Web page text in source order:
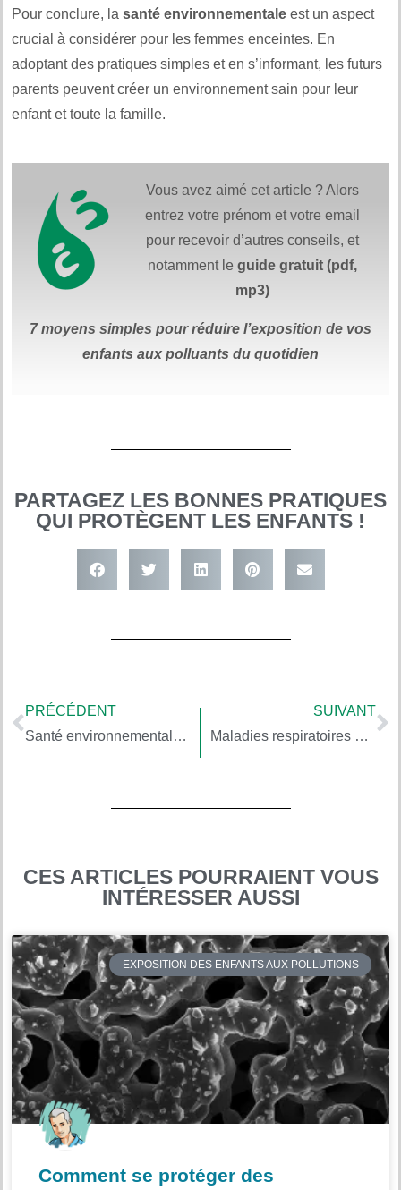
Pour conclure, la santé environnementale est un aspect
crucial à considérer pour les femmes enceintes. En
adoptant des pratiques simples et en s’informant, les futurs
parents peuvent créer un environnement sain pour leur
enfant et toute la famille.
Vous avez aimé cet article ? Alors
entrez votre prénom et votre email
pour recevoir d’autres conseils, et
notamment le guide gratuit (pdf,
mp3)
7 moyens simples pour réduire l’exposition de vos
enfants aux polluants du quotidien
PARTAGEZ LES BONNES PRATIQUES
QUI PROTÈGENT LES ENFANTS !
PRÉCÉDENT
Santé environnementale et médecine pour les enfants, avec Mélanie Popoff
SUIVANT
Maladies respiratoires et allergies liées à l’environnement, avec Frédéric de Blay
CES ARTICLES POURRAIENT VOUS
INTÉRESSER AUSSI
EXPOSITION DES ENFANTS AUX POLLUTIONS
Comment se protéger des